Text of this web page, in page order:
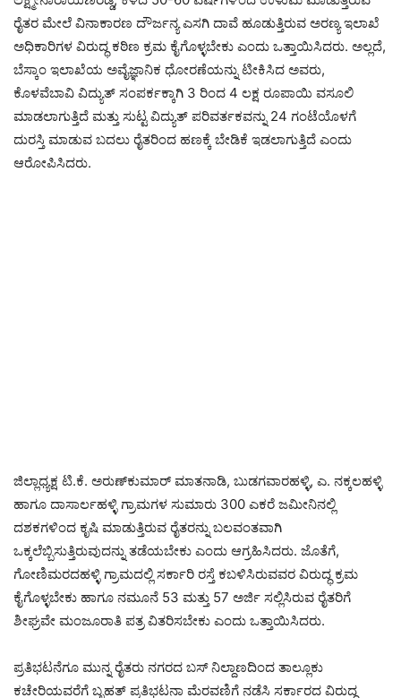
ರೈತರ ಮೇಲೆ ವಿನಾಕಾರಣ ದೌರ್ಜನ್ಯ ಎಸಗಿ ದಾವೆ ಹೂಡುತ್ತಿರುವ ಅರಣ್ಯ ಇಲಾಖೆ
ಅಧಿಕಾರಿಗಳ ವಿರುದ್ಧ ಕಠಿಣ ಕ್ರಮ ಕೈಗೊಳ್ಳಬೇಕು ಎಂದು ಒತ್ತಾಯಿಸಿದರು. ಅಲ್ಲದೆ,
ಬೆಸ್ಕಾಂ ಇಲಾಖೆಯ ಅವೈಜ್ಞಾನಿಕ ಧೋರಣೆಯನ್ನು ಟೀಕಿಸಿದ ಅವರು,
ಕೊಳವೆಬಾವಿ ವಿದ್ಯುತ್ ಸಂಪರ್ಕಕ್ಕಾಗಿ 3 ರಿಂದ 4 ಲಕ್ಷ ರೂಪಾಯಿ ವಸೂಲಿ
ಮಾಡಲಾಗುತ್ತಿದೆ ಮತ್ತು ಸುಟ್ಟ ವಿದ್ಯುತ್ ಪರಿವರ್ತಕವನ್ನು 24 ಗಂಟೆಯೊಳಗೆ
ದುರಸ್ತಿ ಮಾಡುವ ಬದಲು ರೈತರಿಂದ ಹಣಕ್ಕೆ ಬೇಡಿಕೆ ಇಡಲಾಗುತ್ತಿದೆ ಎಂದು
ಆರೋಪಿಸಿದರು.
ಜಿಲ್ಲಾಧ್ಯಕ್ಷ ಟಿ.ಕೆ. ಅರುಣ್‌ಕುಮಾರ್ ಮಾತನಾಡಿ, ಬುಡಗವಾರಹಳ್ಳಿ, ಎ. ನಕ್ಕಲಹಳ್ಳಿ
ಹಾಗೂ ದಾಸಾರ್ಲಹಳ್ಳಿ ಗ್ರಾಮಗಳ ಸುಮಾರು 300 ಎಕರೆ ಜಮೀನಿನಲ್ಲಿ
ದಶಕಗಳಿಂದ ಕೃಷಿ ಮಾಡುತ್ತಿರುವ ರೈತರನ್ನು ಬಲವಂತವಾಗಿ
ಒಕ್ಕಲೆಬ್ಬಿಸುತ್ತಿರುವುದನ್ನು ತಡೆಯಬೇಕು ಎಂದು ಆಗ್ರಹಿಸಿದರು. ಜೊತೆಗೆ,
ಗೋಣಿಮರದಹಳ್ಳಿ ಗ್ರಾಮದಲ್ಲಿ ಸರ್ಕಾರಿ ರಸ್ತೆ ಕಬಳಿಸಿರುವವರ ವಿರುದ್ಧ ಕ್ರಮ
ಕೈಗೊಳ್ಳಬೇಕು ಹಾಗೂ ನಮೂನೆ 53 ಮತ್ತು 57 ಅರ್ಜಿ ಸಲ್ಲಿಸಿರುವ ರೈತರಿಗೆ
ಶೀಘ್ರವೇ ಮಂಜೂರಾತಿ ಪತ್ರ ವಿತರಿಸಬೇಕು ಎಂದು ಒತ್ತಾಯಿಸಿದರು.
ಪ್ರತಿಭಟನೆಗೂ ಮುನ್ನ ರೈತರು ನಗರದ ಬಸ್ ನಿಲ್ದಾಣದಿಂದ ತಾಲ್ಲೂಕು
ಕಚೇರಿಯವರೆಗೆ ಬೃಹತ್ ಪ್ರತಿಭಟನಾ ಮೆರವಣಿಗೆ ನಡೆಸಿ ಸರ್ಕಾರದ ವಿರುದ್ಧ